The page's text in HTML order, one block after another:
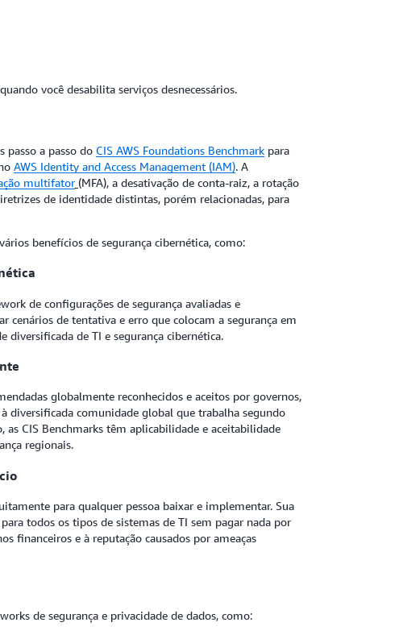
você desabilita serviços desnecessários.
passo a passo do CIS AWS Foundations Benchmarkpara
AWS Identity and Access Management (IAM). A
multifator(MFA), a desativação de conta-raiz, a rotação
de identidade distintas, porém relacionadas, para
benefícios de segurança cibernética, como:
de configurações de segurança avaliadas e
cenários de tentativa e erro que colocam a segurança em
diversificada de TI e segurança cibernética.
globalmente reconhecidos e aceitos por governos,
diversificada comunidade global que trabalha segundo
CIS Benchmarks têm aplicabilidade e aceitabilidade
regionais.
para qualquer pessoa baixar e implementar. Sua
todos os tipos de sistemas de TI sem pagar nada por
financeiros e à reputação causados por ameaças
de segurança e privacidade de dados, como: